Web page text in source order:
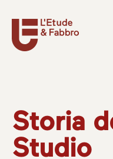
Storia
Studio